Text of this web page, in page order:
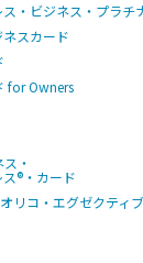
・ビジネス・プラチ
スカード
for Owners
・
®・カード
リコ・エグゼクティ